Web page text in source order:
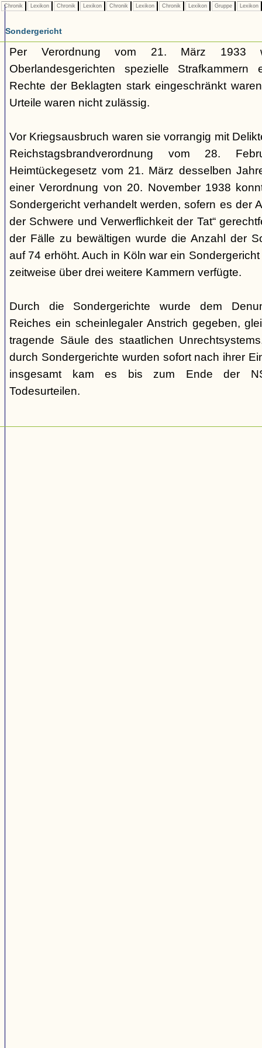
Chronik Lexikon Chronik Lexikon Chronik Lexikon Chronik Lexikon Gruppe Lexikon
Sondergericht
Per Verordnung vom 21. März 1933
Oberlandesgerichten spezielle
Rechte der Beklagten stark eingeschränkt
Urteile waren nicht zulässig.
Vor Kriegsausbruch waren sie vorrangig mit
Reichstagsbrandverordnung vom 28.
Heimtückegesetz vom 21. März desselben
einer Verordnung von 20. November 1938
Sondergericht verhandelt werden, sofern es der
der Schwere und Verwerflichkeit der Tat“
der Fälle zu bewältigen wurde die Anzahl der
auf 74 erhöht. Auch in Köln war ein
zeitweise über drei weitere Kammern verfügte.
Durch die Sondergerichte wurde dem
Reiches ein scheinlegaler Anstrich gegeben,
tragende Säule des staatlichen
durch Sondergerichte wurden sofort nach ihrer
insgesamt kam es bis zum Ende der
Todesurteilen.